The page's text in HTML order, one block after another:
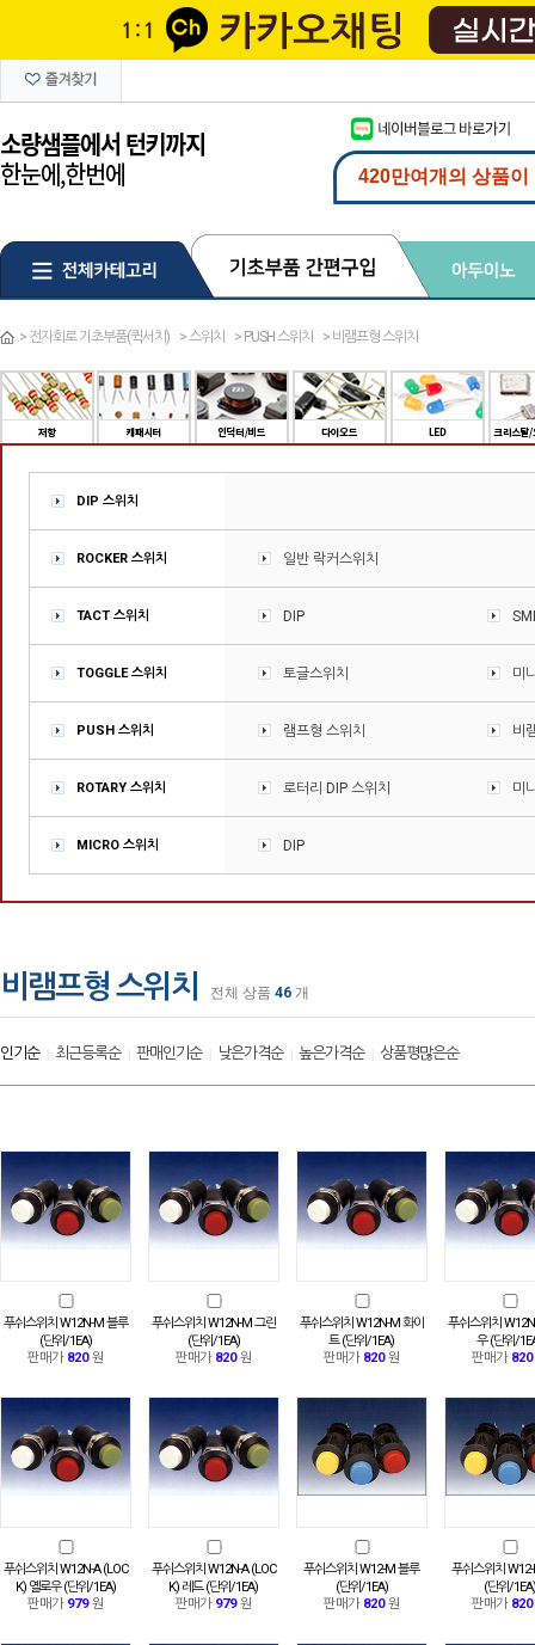
> 전자회로 기초부품(퀵서치) >스위치 > PUSH 스위치 > 비램프형 스위치
DIP 스위치
ROCKER 스위치 일반 락커스위치
TACT 스위치 DIP
TOGGLE 스위치 토글스위치 미
PUSH 스위치 램프형 스위치 비
ROTARY 스위치 로터리 DIP 스위치 미
MICRO 스위치 DIP
비램프형 스위치 전체 상품 46 개
인기순| 최근등록순| 판매인기순| 낮은가격순| 높은가격순| 상품평많은순
푸쉬스위치 W12N-M 블루
(단위/1EA)
판매가 820원
푸쉬스위치 W12N-M 그린
(단위/1EA)
판매가 820원
푸쉬스위치 W12N-M 화이
트 (단위/1EA)
판매가 820원
푸쉬스위치
우 (단위/
판매가 820
푸쉬스위치 W12N-A (LOC
K) 옐로우 (단위/1EA)
판매가 979원
푸쉬스위치 W12N-A (LOC
K) 레드 (단위/1EA)
판매가 979원
푸쉬스위치 W12-M 블루
(단위/1EA)
판매가 820원
푸쉬스위치
(단위/1EA)
판매가 820